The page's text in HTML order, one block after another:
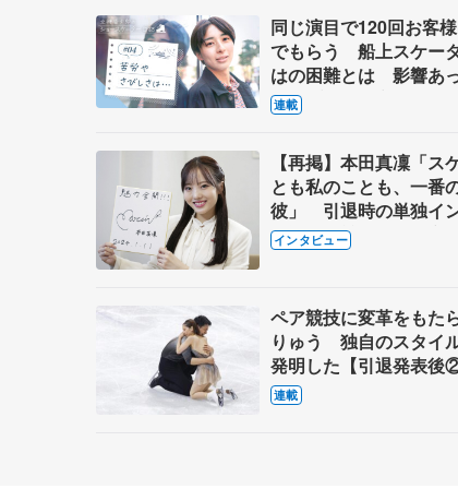
同じ演目で120回お客
でもらう 船上スケー
はの困難とは 影響あ
キャプテン松永さんの
連載
【再掲】本田真凜「ス
とも私のことも、一番
彼」 引退時の単独イ
で語った競技人生や家
これからの夢…
インタビュー
ペア競技に変革をもた
りゅう 独自のスタイル
発明した【引退発表後②
連載